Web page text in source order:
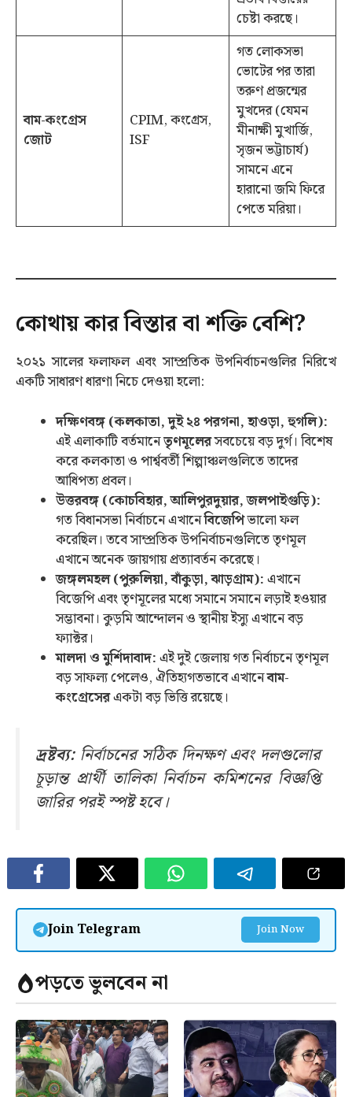
চেষ্টা করছে।
বাম-কংগ্রেস
জোট
CPIM, কংগ্রেস,
ISF
গত লোকসভা
ভোটের পর তারা
তরুণ প্রজন্মের
মুখদের (যেমন
মীনাক্ষী মুখার্জি,
সৃজন ভট্টাচার্য)
সামনে এনে
হারানো জমি ফিরে
পেতে মরিয়া।
কোথায় কার বিস্তার বা শক্তি বেশি?
২০২১ সালের ফলাফল এবং সাম্প্রতিক উপনির্বাচনগুলির নিরিখে
একটি সাধারণ ধারণা নিচে দেওয়া হলো:
দক্ষিণবঙ্গ (কলকাতা, দুই ২৪ পরগনা, হাওড়া, হুগলি):
এই এলাকাটি বর্তমানেতৃণমূলেরসবচেয়ে বড় দুর্গ। বিশেষ
করে কলকাতা ও পার্শ্ববর্তী শিল্পাঞ্চলগুলিতে তাদের
আধিপত্য প্রবল।
উত্তরবঙ্গ (কোচবিহার, আলিপুরদুয়ার, জলপাইগুড়ি):
গত বিধানসভা নির্বাচনে এখানেবিজেপিভালো ফল
করেছিল। তবে সাম্প্রতিক উপনির্বাচনগুলিতে তৃণমূল
এখানে অনেক জায়গায় প্রত্যাবর্তন করেছে।
জঙ্গলমহল (পুরুলিয়া, বাঁকুড়া, ঝাড়গ্রাম):এখানে
বিজেপি এবং তৃণমূলের মধ্যে সমানে সমানে লড়াই হওয়ার
সম্ভাবনা। কুড়মি আন্দোলন ও স্থানীয় ইস্যু এখানে বড়
ফ্যাক্টর।
মালদা ও মুর্শিদাবাদ:এই দুই জেলায় গত নির্বাচনে তৃণমূল
বড় সাফল্য পেলেও, ঐতিহ্যগতভাবে এখানেবাম-
কংগ্রেসেরএকটা বড় ভিত্তি রয়েছে।
দ্রষ্টব্য:নির্বাচনের সঠিক দিনক্ষণ এবং দলগুলোর
চূড়ান্ত প্রার্থী তালিকা নির্বাচন কমিশনের বিজ্ঞপ্তি
জারির পরই স্পষ্ট হবে।
Join Telegram Join Now
পড়তে ভুলবেন না